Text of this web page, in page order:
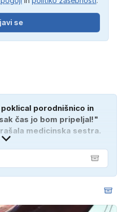
se
porodnišnico in
čas jo bom pripeljal!"
medicinska sestra.